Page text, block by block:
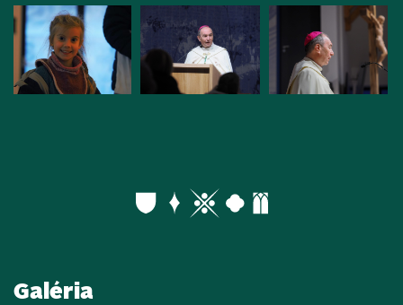
Galéria